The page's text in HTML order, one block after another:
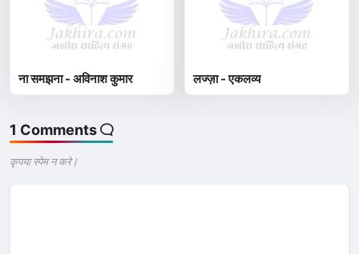
ना समझना - अविनाश कुमार लज्ज़ा - एकलव्य
1 Comments
कृपया स्पेम न करे |